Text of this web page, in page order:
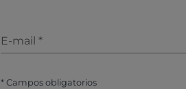
E-mail *
* Campos obligatorios